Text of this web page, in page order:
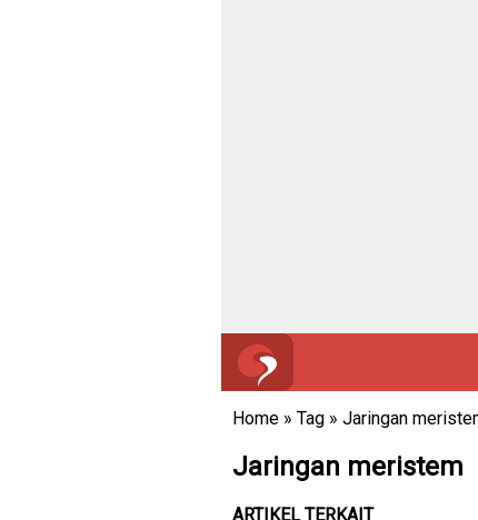
Home » Tag » Jaringan
Jaringan meristem
ARTIKEL TERKAIT